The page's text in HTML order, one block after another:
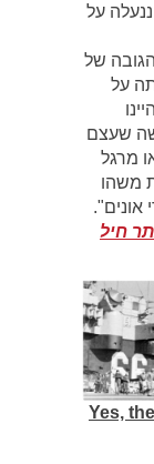
על
של
על
שעצם
מרגל
משהו
אונים".
חיל
Yes,